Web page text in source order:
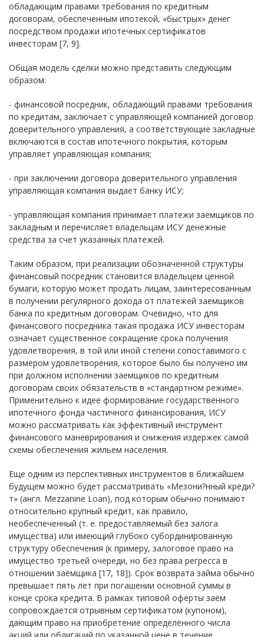
обладающим правами требования по кредитным
договорам, обеспеченным ипотекой, «быстрых» денег
посредством продажи ипотечных сертификатов
инвесторам [7, 9].
Общая модель сделки можно представить следующим
образом:
- финансовой посредник, обладающий правами требования
по кредитам, заключает с управляющей компанией договор
доверительного управления, а соответствующие закладные
включаются в состав ипотечного покрытия, которым
управляет управляющая компания;
- при заключении договора доверительного управления
управляющая компания выдает банку ИСУ;
- управляющая компания принимает платежи заемщиков по
закладным и перечисляет владельцам ИСУ денежные
средства за счет указанных платежей.
Таким образом, при реализации обозначенной структуры
финансовый посредник становится владельцем ценной
бумаги, которую может продать лицам, заинтересованным
в получении регулярного дохода от платежей заемщиков
банка по кредитным договорам. Очевидно, что для
финансового посредника такая продажа ИСУ инвесторам
означает существенное сокращение срока получения
удовлетворения, в той или иной степени сопоставимого с
размером удовлетворения, которое было бы получено им
при должном исполнении заемщиков по кредитным
договорам своих обязательств в «стандартном режиме».
Применительно к идее формирование государственного
ипотечного фонда частичного финансирования, ИСУ
можно рассматривать как эффективный инструмент
финансового маневрирования и снижения издержек самой
схемы обеспечения жильем населения.
Еще одним из перспективных инструментов в ближайшем
будущем можно будет рассматривать «Мезони?нный креди?
т» (англ. Mezzanine Loan), под которым обычно понимают
относительно крупный кредит, как правило,
необеспеченный (т. е. предоставляемый без залога
имущества) или имеющий глубоко субординированную
структуру обеспечения (к примеру, залоговое право на
имущество третьей очереди, но без права регресса в
отношении заёмщика [17, 18]). Срок возврата займа обычно
превышает пять лет при погашении основной суммы в
конце срока кредита. В рамках типовой оферты заём
сопровождается отрывным сертификатом (купоном),
дающим право на приобретение определённого числа